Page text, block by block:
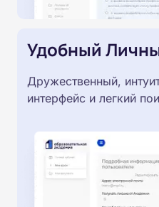
Удобный
Дружественный,
интерфейс и легкий